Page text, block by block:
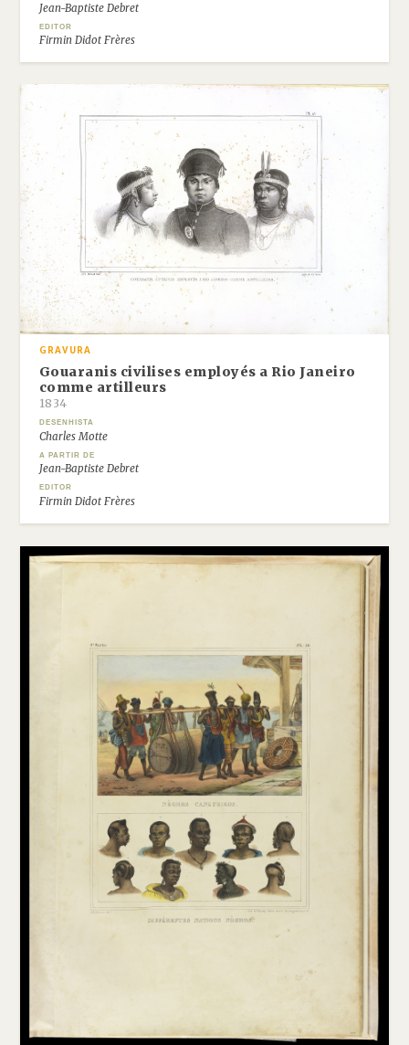
Jean-Baptiste Debret
EDITOR
Firmin Didot Frères
GRAVURA
Gouaranis civilises employés a Rio Janeiro
comme artilleurs
1834
DESENHISTA
Charles Motte
A PARTIR DE
Jean-Baptiste Debret
EDITOR
Firmin Didot Frères